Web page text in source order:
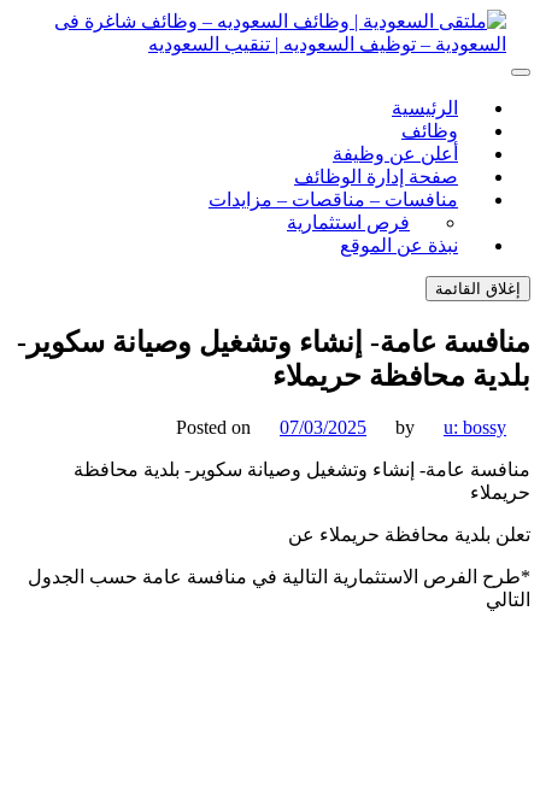
– توظيف السعوديه | تنقيب السعوديه
السعوديه | تنقيب السعوديه
الرئيسية
وظائف
أعلن عن وظيفة
صفحة إدارة الوظائف
منافسات – مناقصات – مزايدات
فرص استثمارية
نبذة عن الموقع
القائمة
عامة- إنشاء وتشغيل وصيانة سكوير-
محافظة حريملاء
Posted on 07/03/2025 by u:
عامة- إنشاء وتشغيل وصيانة سكوير- بلدية محافظة
بلدية محافظة حريملاء عن
الفرص الاستثمارية التالية في منافسة عامة حسب الجدول